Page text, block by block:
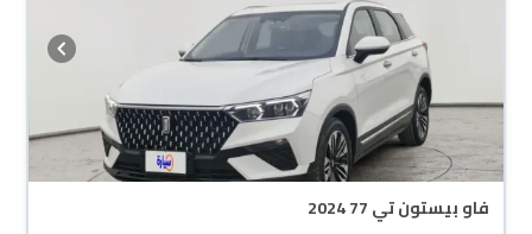
فاو بيستون تي 77 2024